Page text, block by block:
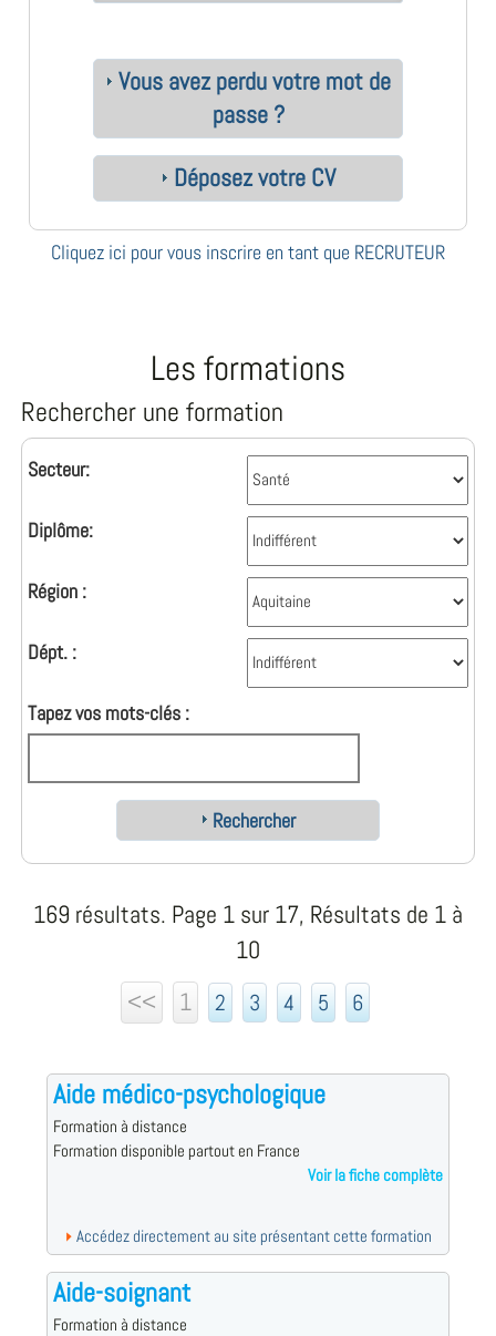
Vous avez perdu votre mot de
passe ?
Déposez votre CV
Cliquez ici pour vous inscrire en tant que RECRUTEUR
Les formations
Rechercher une formation
Secteur:
Diplôme:
Région :
Dépt. :
Tapez vos mots-clés :
Rechercher
169 résultats. Page 1 sur 17, Résultats de 1 à
10
<<
1 2 3 4 5 6
Aide médico-psychologique
Formation à distance
Formation disponible partout en France
Voir la fiche complète
Accédez directement au site présentant cette formation
Aide-soignant
Formation à distance